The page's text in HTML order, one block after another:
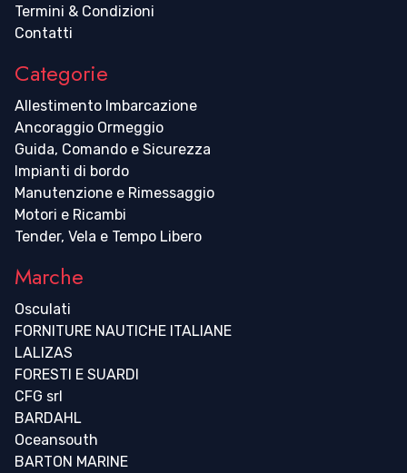
Termini & Condizioni
Contatti
Categorie
Allestimento Imbarcazione
Ancoraggio Ormeggio
Guida, Comando e Sicurezza
Impianti di bordo
Manutenzione e Rimessaggio
Motori e Ricambi
Tender, Vela e Tempo Libero
Marche
Osculati
FORNITURE NAUTICHE ITALIANE
LALIZAS
FORESTI E SUARDI
CFG srl
BARDAHL
Oceansouth
BARTON MARINE